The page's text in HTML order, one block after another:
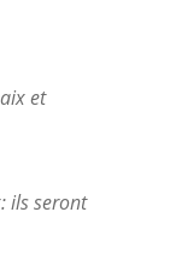
et
ils seront